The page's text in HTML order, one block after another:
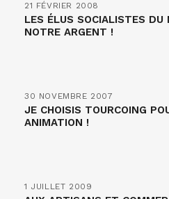
21 FÉVRIER 2008
LES ÉLUS SOCIALISTES DU
NOTRE ARGENT !
30 NOVEMBRE 2007
JE CHOISIS TOURCOING
ANIMATION !
1 JUILLET 2009